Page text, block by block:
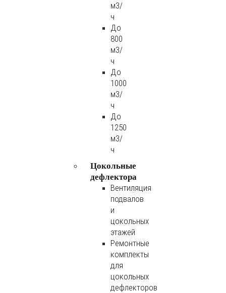
м3/
ч
До
800
м3/
ч
До
1000
м3/
ч
До
1250
м3/
ч
Цокольные
дефлектора
Вентиляция
подвалов
и
цокольных
этажей
Ремонтные
комплекты
для
цокольных
дефлекторов